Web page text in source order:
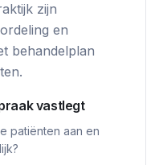
zijn
en
behandelplan
vastlegt
patiënten aan en